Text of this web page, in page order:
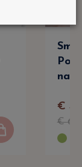
€ 4
€6